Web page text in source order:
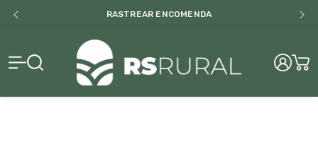
RASTREAR ENCOMENDA
RS Rural